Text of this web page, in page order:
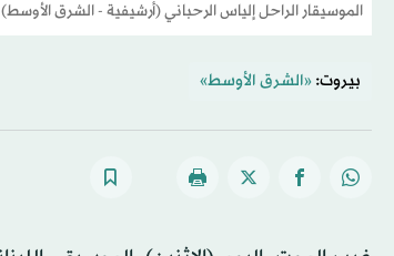
الموسيقار الراحل إلياس الرحباني (أرشيفية - الشرق الأوسط)
بيروت: «الشرق الأوسط»